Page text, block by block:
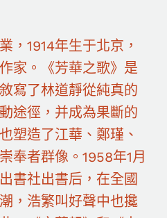
，1914年生于北京，
家。《芳華之歌》是
寫了林道靜從純真的
途徑，并成為果斷的
塑造了江華、鄭瑾、
奉者群像。1958年1月
書社出書后，在全國
，浩繁叫好聲中也攙